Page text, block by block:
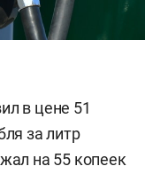
в цене 51
за литр
на 55 копеек